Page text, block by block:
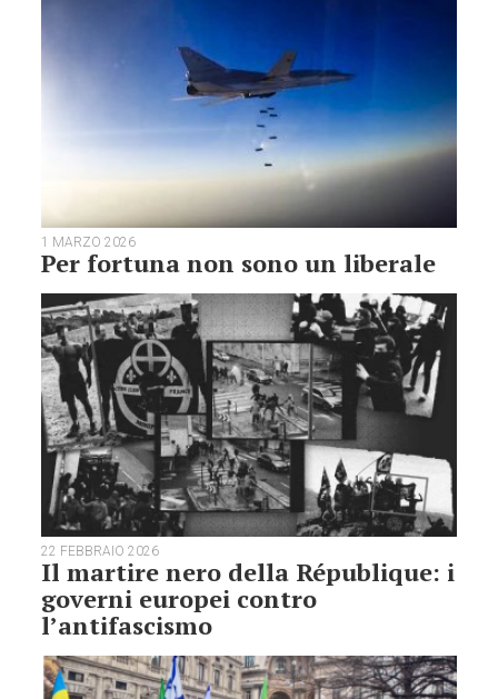
1 MARZO 2026
Per fortuna non sono un liberale
22 FEBBRAIO 2026
Il martire nero della République: i
governi europei contro
l’antifascismo